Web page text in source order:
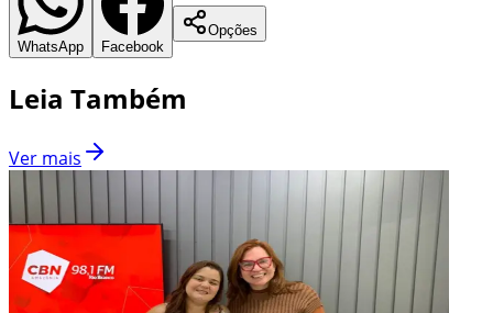
WhatsApp Facebook
Opções
Leia Também
Ver mais